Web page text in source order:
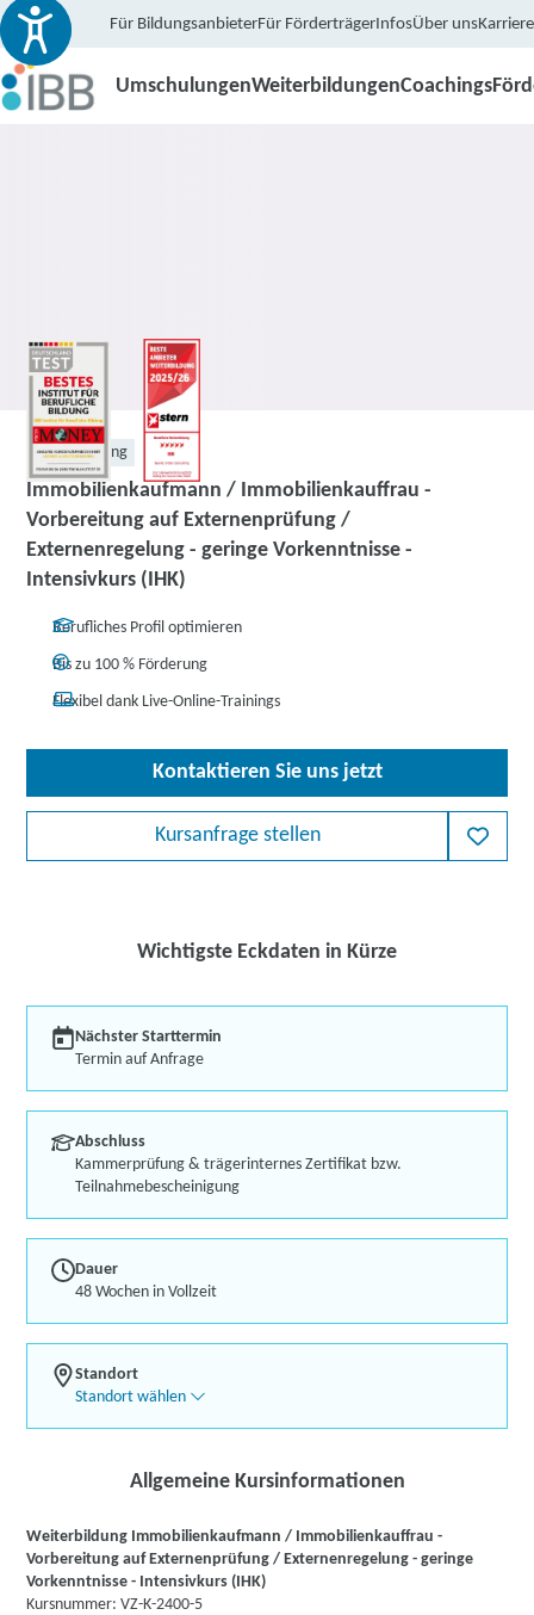
Für BildungsanbieterFür FörderträgerInfosÜber unsKarriere
UmschulungenWeiterbildungenCoachings
Weiterbildung
Immobilienkaufmann / Immobilienkauffrau -
Vorbereitung auf Externenprüfung /
Externenregelung - geringe Vorkenntnisse -
Intensivkurs (IHK)
Berufliches Profil optimieren
Bis zu 100 % Förderung
Flexibel dank Live-Online-Trainings
Kontaktieren Sie uns jetzt
Kursanfrage stellen
Wichtigste Eckdaten in Kürze
Nächster Starttermin
Termin auf Anfrage
Abschluss
Kammerprüfung & trägerinternes Zertifikat bzw.
Teilnahmebescheinigung
Dauer
48 Wochen in Vollzeit
Standort
Standort wählen
Allgemeine Kursinformationen
Weiterbildung Immobilienkaufmann / Immobilienkauffrau -
Vorbereitung auf Externenprüfung / Externenregelung - geringe
Vorkenntnisse - Intensivkurs (IHK)
Kursnummer: VZ-K-2400-5